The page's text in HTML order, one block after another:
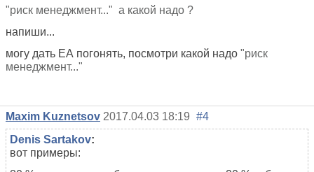
"риск менеджмент..." а какой надо ?
напиши...
могу дать ЕА погонять, посмотри какой надо "риск
менеджмент..."
Maxim Kuznetsov 2017.04.03 18:19 #4
Denis Sartakov:
вот примеры: